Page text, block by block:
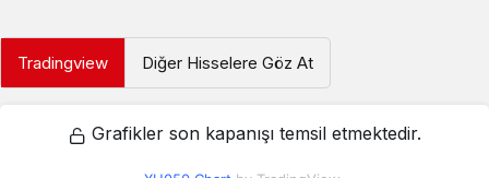
Tradingview Diğer Hisselere Göz At
Grafikler son kapanışı temsil etmektedir.